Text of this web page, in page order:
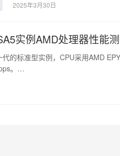
2025年3月30日
实例AMD处理器性能
的标准型实例，CPU采用AMD
。…